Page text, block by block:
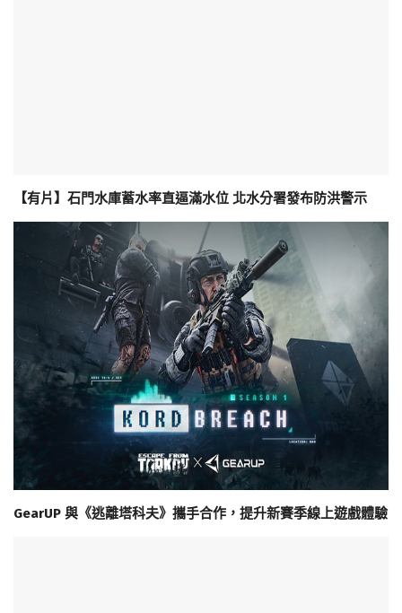
【有片】石門水庫蓄水率直逼滿水位 北水分署發布防洪警示
GearUP 與《逃離塔科夫》攜手合作，提升新賽季線上遊戲體驗